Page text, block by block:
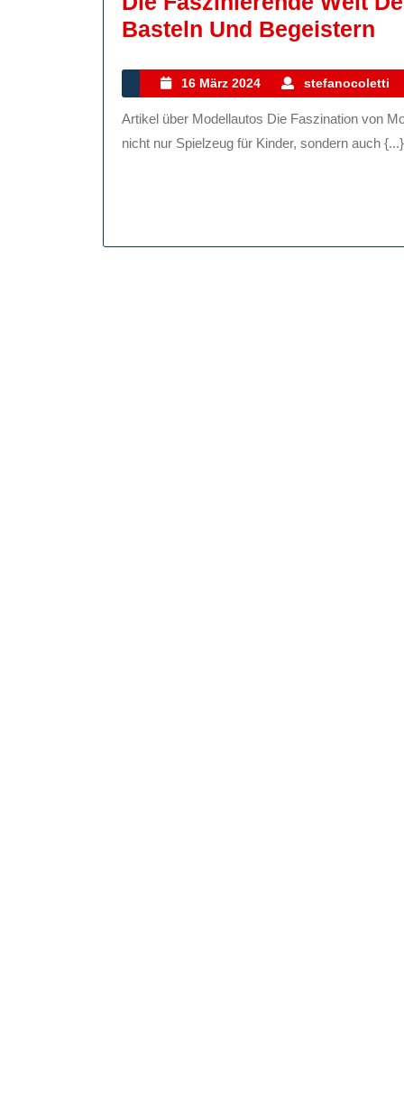
Basteln Und Begeistern
16 März 2024
16
März
2024
stefanocoletti
Artikel über Modellautos Die Faszination von Modellautos: Miniaturen mit großer Wirkung Modellautos sind
nicht nur Spielzeug für Kinder, sondern auch {...}